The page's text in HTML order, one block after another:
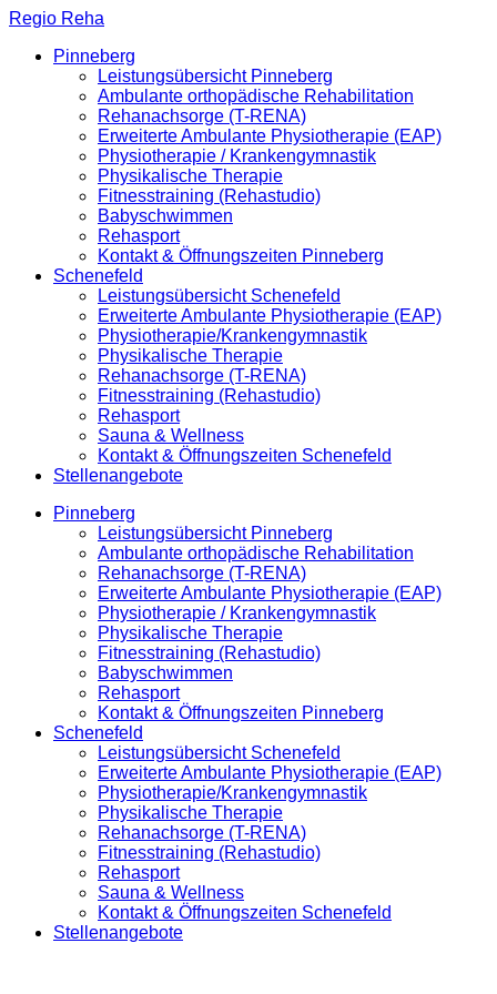
Regio Reha
Pinneberg
Leistungsübersicht Pinneberg
Ambulante orthopädische Rehabilitation
Rehanachsorge (T-RENA)
Erweiterte Ambulante Physiotherapie (EAP)
Physiotherapie / Krankengymnastik
Physikalische Therapie
Fitnesstraining (Rehastudio)
Babyschwimmen
Rehasport
Kontakt & Öffnungszeiten Pinneberg
Schenefeld
Leistungsübersicht Schenefeld
Erweiterte Ambulante Physiotherapie (EAP)
Physiotherapie/Krankengymnastik
Physikalische Therapie
Rehanachsorge (T-RENA)
Fitnesstraining (Rehastudio)
Rehasport
Sauna & Wellness
Kontakt & Öffnungszeiten Schenefeld
Stellenangebote
Pinneberg
Leistungsübersicht Pinneberg
Ambulante orthopädische Rehabilitation
Rehanachsorge (T-RENA)
Erweiterte Ambulante Physiotherapie (EAP)
Physiotherapie / Krankengymnastik
Physikalische Therapie
Fitnesstraining (Rehastudio)
Babyschwimmen
Rehasport
Kontakt & Öffnungszeiten Pinneberg
Schenefeld
Leistungsübersicht Schenefeld
Erweiterte Ambulante Physiotherapie (EAP)
Physiotherapie/Krankengymnastik
Physikalische Therapie
Rehanachsorge (T-RENA)
Fitnesstraining (Rehastudio)
Rehasport
Sauna & Wellness
Kontakt & Öffnungszeiten Schenefeld
Stellenangebote